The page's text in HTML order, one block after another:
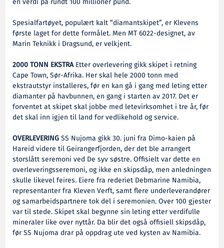
Spesialfartøyet, populært kalt “diamantskipet”, er Klevens
første laget for dette formålet. Men MT 6022-designet, av
Marin Teknikk i Dragsund, er velkjent.
2000 TONN EKSTRAEtter overlevering gikk skipet i retning
Cape Town, Sør-Afrika. Her skal hele 2000 tonn med
ekstrautstyr installeres, før en kan gå i gang med leting etter
diamanter på havbunnen, en gang i starten av 2017. Det er
forventet at skipet skal jobbe med letevirksomhet i tre år, før
det skal inn igjen til land for vedlikehold og service.
OVERLEVERINGSS Nujoma gikk 30. juni fra Dimo-kaien på
Hareid videre til Geirangerfjorden, der det ble arrangert
storslått seremoni ved De syv søstre. Offisielt var dette en
overleveringsseremoni, og ikke en skipsdåp, men anledningen
skulle likevel feires. Eiere fra rederiet Debmarine Namibia,
representanter fra Kleven Verft, samt flere underleverandører
og samarbeidspartnere tok del i seremonien. Over 100 gjester
var til stede. Skipet skal begynne sin leting etter verdifulle
mineraler like over nyttår. Da blir det også offisiell skipsdåp,
før SS Nujoma drar på oppdrag ute ved kysten av Namibia.